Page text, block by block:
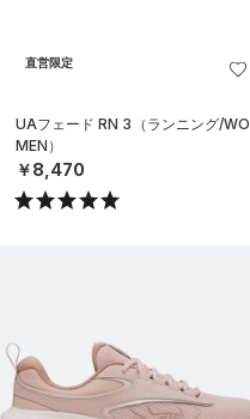
直営限定
UAフェード RN 3（ランニング/WO
MEN）
￥8,470